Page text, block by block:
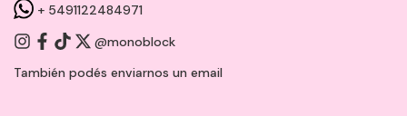
+ 5491122484971
@monoblock
También podés enviarnos un email